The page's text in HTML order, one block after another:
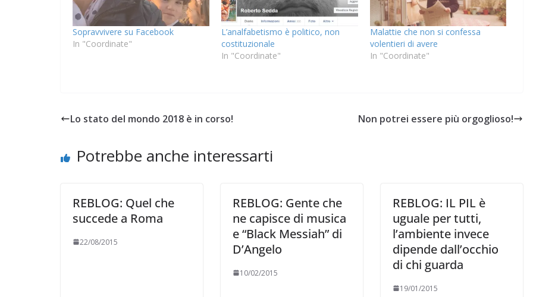
Sopravvivere su Facebook
In "Coordinate"
L’analfabetismo è politico, non
costituzionale
In "Coordinate"
Malattie che non si confessa
volentieri di avere
In "Coordinate"
Lo stato del mondo 2018 è in corso! Non potrei essere più orgoglioso!
Potrebbe anche interessarti
REBLOG: Quel che
succede a Roma
22/08/2015
REBLOG: Gente che
ne capisce di musica
e “Black Messiah” di
D’Angelo
10/02/2015
REBLOG: IL PIL è
uguale per tutti,
l’ambiente invece
dipende dall’occhio
di chi guarda
19/01/2015
Cospirazioni
Rufus
COORDINATE IL PENSIERO
OPINIONI
Indiani e pionieri